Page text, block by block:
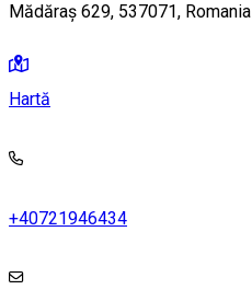
Mădăraș 629, 537071, Romania
Hartă
+40721946434